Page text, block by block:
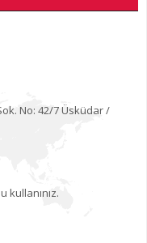
No: 42/7 Üsküdar /
kullanınız.